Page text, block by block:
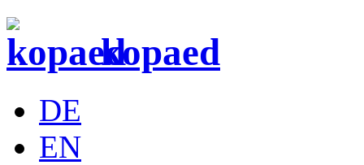
kopaed
DE
EN